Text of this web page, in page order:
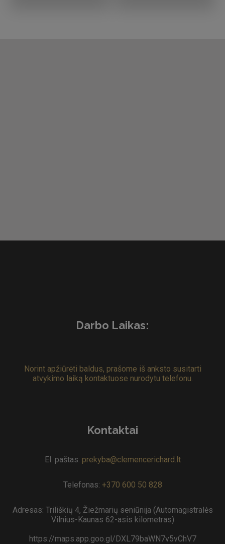
Kontaktai
El. paštas: prekyba@clemencerichard.lt
Telefonas: +370 600 50 828
Adresas: Triliškių 4, Žiežmarių seniūnija (Automagistralės
Vilnius-Kaunas 62-asis kilometras)
https://maps.app.goo.gl/DXL79baWN7v5vChV7
Darbo Laikas:
Norint apžiūrėti baldus, prašome iš anksto susitarti
atvykimo laiką kontaktuose nurodytu telefonu.